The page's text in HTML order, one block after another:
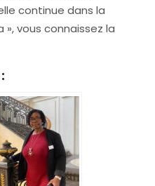
continue dans la
vous connaissez la